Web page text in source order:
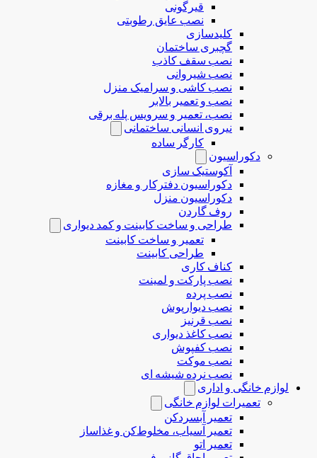
قیرگونی
نصب عایق رطوبتی
کلیدسازی
گچبری ساختمان
نصب سقف کاذب
نصب شیروانی
نصب کاشی و سرامیک منزل
نصب و تعمیر بالابر
نصب، تعمیر و سرویس پله برقی
نیروی انسانی ساختمانی
کارگر ساده
دکوراسیون
آکوستیک سازی
دکوراسیون دفترکار و مغازه
دکوراسیون منزل
روف گاردن
طراحی و ساخت کابینت و کمد دیواری
تعمیر و ساخت کابینت
طراحی کابینت
کناف کاری
نصب پارکت و لمینت
نصب پرده
نصب دیوارپوش
نصب قرنیز
نصب کاغذ دیواری
نصب کفپوش
نصب موکت
نصب نرده شیشه ای
لوازم خانگی و اداری
تعمیرات لوازم خانگی
تعمیر آبسردکن
تعمیر آسیاب، مخلوط‌کن و غذاساز
تعمیر اتو